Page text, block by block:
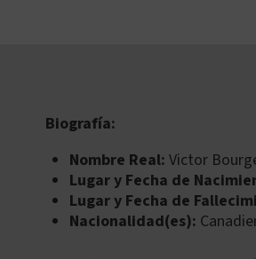
Biografía:
Nombre Real: Victor
Lugar y Fecha de
Lugar y Fecha de
Nacionalidad(es):